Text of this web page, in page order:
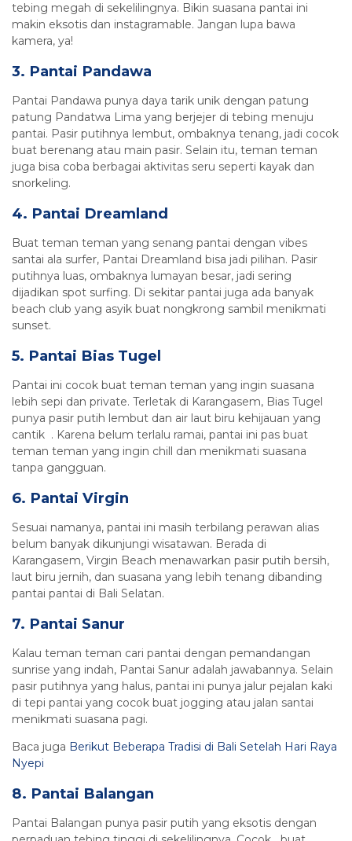
tebing megah di sekelilingnya. Bikin suasana pantai ini
makin eksotis dan instagramable. Jangan lupa bawa
kamera, ya!
3. Pantai Pandawa
Pantai Pandawa punya daya tarik unik dengan patung
patung Pandatwa Lima yang berjejer di tebing menuju
pantai. Pasir putihnya lembut, ombaknya tenang, jadi cocok
buat berenang atau main pasir. Selain itu, teman teman
juga bisa coba berbagai aktivitas seru seperti kayak dan
snorkeling.
4. Pantai Dreamland
Buat teman teman yang senang pantai dengan vibes
santai ala surfer, Pantai Dreamland bisa jadi pilihan. Pasir
putihnya luas, ombaknya lumayan besar, jadi sering
dijadikan spot surfing. Di sekitar pantai juga ada banyak
beach club yang asyik buat nongkrong sambil menikmati
sunset.
5. Pantai Bias Tugel
Pantai ini cocok buat teman teman yang ingin suasana
lebih sepi dan private. Terletak di Karangasem, Bias Tugel
punya pasir putih lembut dan air laut biru kehijauan yang
cantik . Karena belum terlalu ramai, pantai ini pas buat
teman teman yang ingin chill dan menikmati suasana
tanpa gangguan.
6. Pantai Virgin
Sesuai namanya, pantai ini masih terbilang perawan alias
belum banyak dikunjungi wisatawan. Berada di
Karangasem, Virgin Beach menawarkan pasir putih bersih,
laut biru jernih, dan suasana yang lebih tenang dibanding
pantai pantai di Bali Selatan.
7. Pantai Sanur
Kalau teman teman cari pantai dengan pemandangan
sunrise yang indah, Pantai Sanur adalah jawabannya. Selain
pasir putihnya yang halus, pantai ini punya jalur pejalan kaki
di tepi pantai yang cocok buat jogging atau jalan santai
menikmati suasana pagi.
Baca juga Berikut Beberapa Tradisi di Bali Setelah Hari Raya
Nyepi
8. Pantai Balangan
Pantai Balangan punya pasir putih yang eksotis dengan